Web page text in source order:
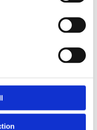
(27)
306